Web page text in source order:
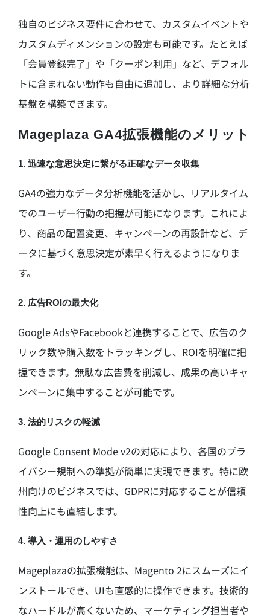
独自のビジネス要件に合わせて、カスタムイベントや
カスタムディメンションの設定も可能です。たとえば
「会員登録完了」や「クーポン利用」など、デフォル
トに含まれない動作も自由に追加し、より詳細な分析
基盤を構築できます。
Mageplaza GA4拡張機能のメリット
1. 迅速な意思決定に繋がる正確なデータ収集
GA4の強力なデータ分析機能を活かし、リアルタイム
でのユーザー行動の把握が可能になります。これによ
り、商品の配置変更、キャンペーンの再設計など、デ
ータに基づく意思決定が素早く行えるようになりま
す。
2. 広告ROIの最大化
Google AdsやFacebookと連携することで、広告のク
リック数や購入数をトラッキングし、ROIを明確に把
握できます。無駄な広告費を削減し、成果の高いキャ
ンペーンに集中することが可能です。
3. 法的リスクの軽減
Google Consent Mode v2の対応により、各国のプラ
イバシー規制への準拠が簡単に実現できます。特に欧
州向けのビジネスでは、GDPRに対応することが信頼
性向上にも直結します。
4. 導入・運用のしやすさ
Mageplazaの拡張機能は、Magento 2にスムーズにイ
ンストールでき、UIも直感的に操作できます。技術的
なハードルが高くないため、マーケティング担当者や